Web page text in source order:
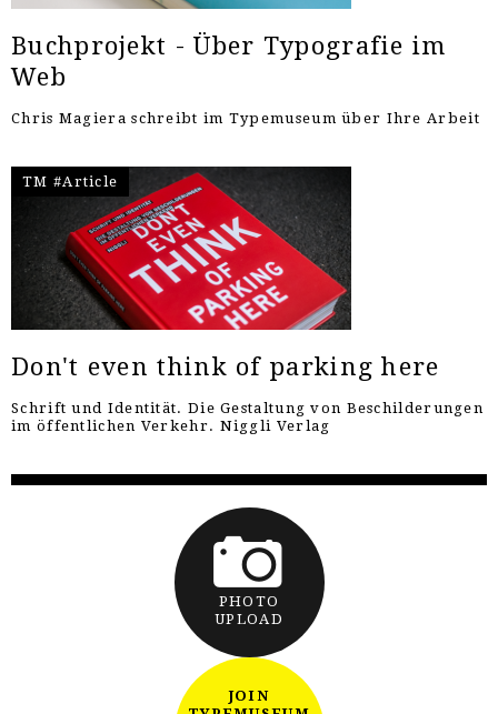
Buchprojekt - Über Typografie im
Web
Chris Magiera schreibt im Typemuseum über Ihre Arbeit
TM #Article
Don't even think of parking here
Schrift und Identität. Die Gestaltung von Beschilderungen
im öffentlichen Verkehr. Niggli Verlag
PHOTO
UPLOAD
JOIN